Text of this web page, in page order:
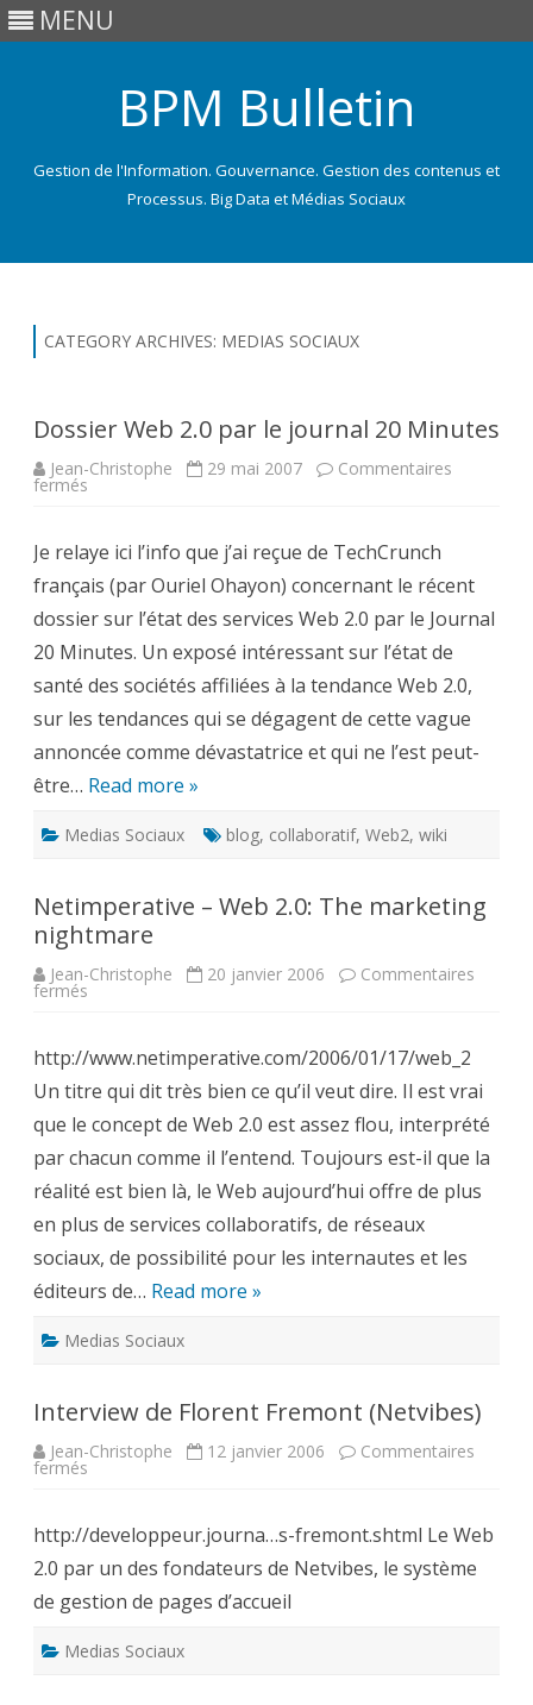
MENU
BPM Bulletin
Gestion de l'Information. Gouvernance. Gestion des contenus et
Processus. Big Data et Médias Sociaux
CATEGORY ARCHIVES: MEDIAS SOCIAUX
Dossier Web 2.0 par le journal 20 Minutes
Jean-Christophe 29 mai 2007 Commentaires
fermés
par
le
journal
20
Minutes
Je relaye ici l’info que j’ai reçue de TechCrunch
français (par Ouriel Ohayon) concernant le récent
dossier sur l’état des services Web 2.0 par le Journal
20 Minutes. Un exposé intéressant sur l’état de
santé des sociétés affiliées à la tendance Web 2.0,
sur les tendances qui se dégagent de cette vague
annoncée comme dévastatrice et qui ne l’est peut-
être… Read more »
Medias Sociaux blog, collaboratif, Web2, wiki
Netimperative – Web 2.0: The marketing
nightmare
Jean-Christophe 20 janvier 2006 Commentaires
fermés
2.0:
The
marketing
nightmare
http://www.netimperative.com/2006/01/17/web_2
Un titre qui dit très bien ce qu’il veut dire. Il est vrai
que le concept de Web 2.0 est assez flou, interprété
par chacun comme il l’entend. Toujours est-il que la
réalité est bien là, le Web aujourd’hui offre de plus
en plus de services collaboratifs, de réseaux
sociaux, de possibilité pour les internautes et les
éditeurs de… Read more »
Medias Sociaux
Interview de Florent Fremont (Netvibes)
Jean-Christophe 12 janvier 2006 Commentaires
fermés
Fremont
(Netvibes)
http://developpeur.journa…s-fremont.shtml Le Web
2.0 par un des fondateurs de Netvibes, le système
de gestion de pages d’accueil
Medias Sociaux